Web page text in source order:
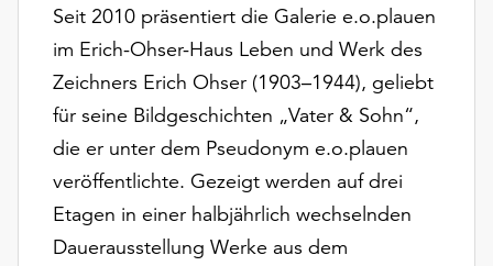
Ende
Seite
Schaltfläche
„Cookie-
Einstellungen“
Verfügung.
Seit 2010 präsentiert die Galerie e.o.plauen
im Erich-Ohser-Haus Leben und Werk des
Zeichners Erich Ohser (1903–1944), geliebt
für seine Bildgeschichten „Vater & Sohn“,
die er unter dem Pseudonym e.o.plauen
veröffentlichte. Gezeigt werden auf drei
Etagen in einer halbjährlich wechselnden
Dauerausstellung Werke aus dem